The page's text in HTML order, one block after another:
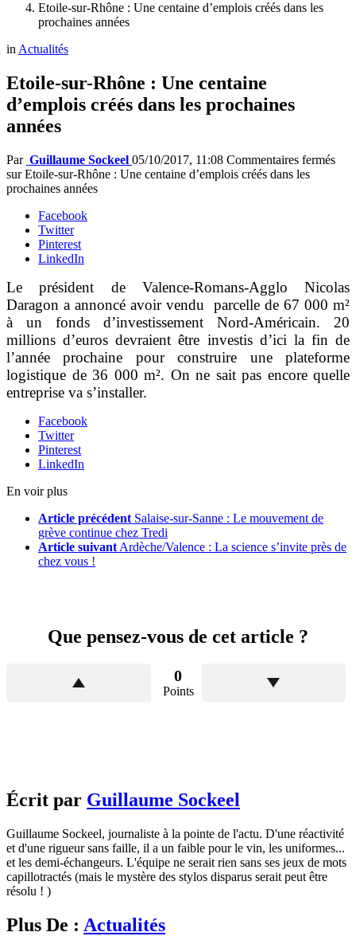
Etoile-sur-Rhône : Une centaine d’emplois créés dans les
prochaines années
inActualités
Etoile-sur-Rhône : Une centaine
d’emplois créés dans les prochaines
années
Par Guillaume Sockeel 05/10/2017, 11:08 Commentaires fermés
sur Etoile-sur-Rhône : Une centaine d’emplois créés dans les
prochaines années
Facebook
Twitter
Pinterest
LinkedIn
Le président de Valence-Romans-Agglo Nicolas
Daragon a annoncé avoir vendu parcelle de 67 000 m²
à un fonds d’investissement Nord-Américain. 20
millions d’euros devraient être investis d’ici la fin de
l’année prochaine pour construire une plateforme
logistique de 36 000 m². On ne sait pas encore quelle
entreprise va s’installer.
Facebook
Twitter
Pinterest
LinkedIn
En voir plus
Article précédent Salaise-sur-Sanne : Le mouvement de
grève continue chez Tredi
Article suivant Ardèche/Valence : La science s’invite près de
chez vous !
Que pensez-vous de cet article ?
0
Points
Écrit par Guillaume Sockeel
Guillaume Sockeel, journaliste à la pointe de l'actu. D'une réactivité
et d'une rigueur sans faille, il a un faible pour le vin, les uniformes...
et les demi-échangeurs. L'équipe ne serait rien sans ses jeux de mots
capillotractés (mais le mystère des stylos disparus serait peut être
résolu ! )
Plus De : Actualités